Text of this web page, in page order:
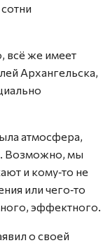
всё же имеет
Архангельска,
атмосфера,
Возможно, мы
и кому‑то не
или чего‑то
эффектного.
о своей